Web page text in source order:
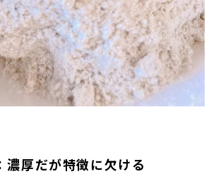
濃厚だが特徴に欠ける